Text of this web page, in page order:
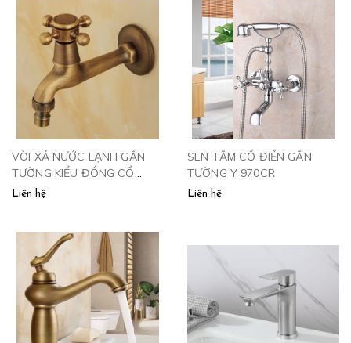
VÒI XẢ NƯỚC LẠNH GẮN
TƯỜNG KIỂU ĐỒNG CỔ
V115
Liên hệ
SEN TẮM CỔ ĐIỂN GẮN
TƯỜNG Y 970CR
Liên hệ